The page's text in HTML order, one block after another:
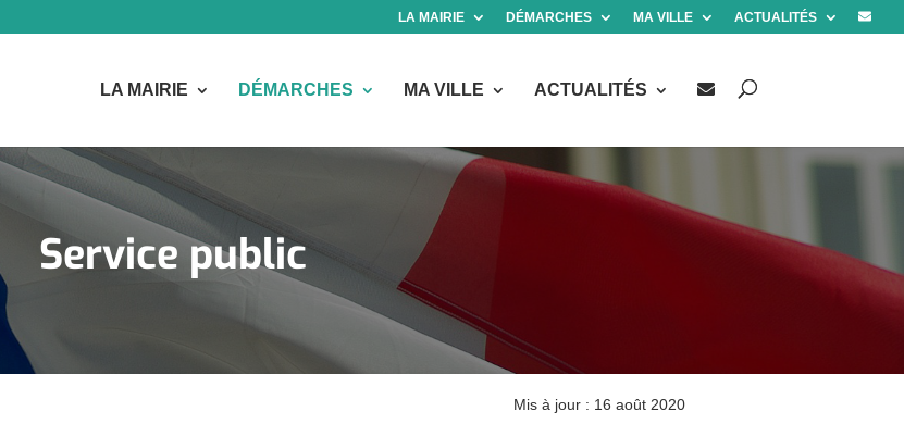
LA MAIRIE DÉMARCHES MA VILLE ACTUALITÉS
LA MAIRIE DÉMARCHES MA VILLE ACTUALITÉS
Service public
Mis à jour : 16 août 2020